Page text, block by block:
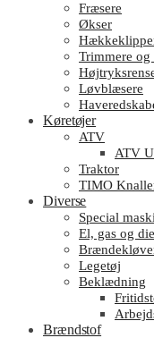
Fræsere
Økser
Trimmere og
Løvblæsere
Køretøjer
ATV
ATV
Traktor
TIMO
Diverse
Special
El, gas og
Legetøj
Beklædning
Brændstof